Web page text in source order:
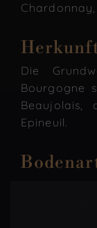
Die
Bourgogne
Beaujolais,
Epineuil.